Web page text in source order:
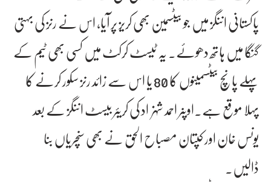
پاکستانی اننگز میں جو بیٹسمین بھی کریز پر آیا، اس نے رنز کی بہتی
گنگا میں ہاتھ دھوئے۔ یہ ٹیسٹ کرکٹ میں کسی بھی ٹیم کے
پہلے پانچ بیٹسمینوں کا 80 یا اس سے زائد رنز سکور کرنے کا
پہلا موقع ہے۔اوپنر احمد شہزاد کی کریئر بیسٹ اننگز کے بعد
یونس خان اور کپتان مصباح الحق نے بھی سنچریاں بنا
ڈالیں۔